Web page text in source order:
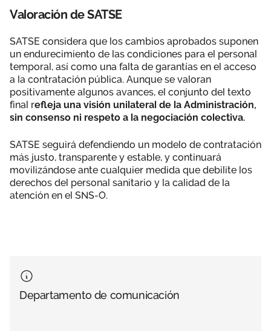
Valoración de SATSE
SATSE considera que los cambios aprobados suponen
un endurecimiento de las condiciones para el personal
temporal, así como una falta de garantías en el acceso
a la contratación pública. Aunque se valoran
positivamente algunos avances, el conjunto del texto
final refleja una visión unilateral de la Administración,
sin consenso ni respeto a la negociación colectiva.
SATSE seguirá defendiendo un modelo de contratación
más justo, transparente y estable, y continuará
movilizándose ante cualquier medida que debilite los
derechos del personal sanitario y la calidad de la
atención en el SNS-O.
Departamento de comunicación